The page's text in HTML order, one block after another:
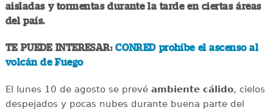
aisladas y tormentas durante la tarde en ciertas áreas
del país.
TE PUEDE INTERESAR:CONRED prohíbe el ascenso al
volcán de Fuego
El lunes 10 de agosto se prevé ambiente cálido, cielos
despejados y pocas nubes durante buena parte del